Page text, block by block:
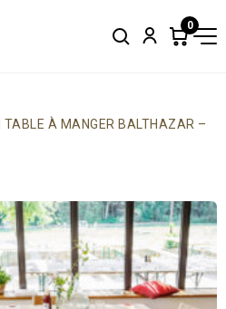
SearchAccount
0
Items
TABLE À MANGER BALTHAZAR –